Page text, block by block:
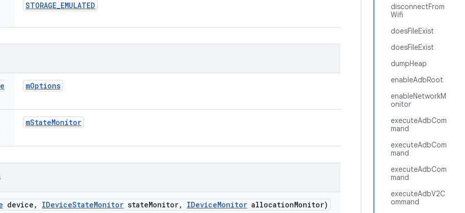
disconnectFrom
Wifi
doesFileExist
doesFileExist
dumpHeap
enableAdbRoot
enableNetworkM
onitor
executeAdbCom
mand
executeAdbCom
mand
executeAdbCom
mand
executeAdbV2C
ommand
STORAGE_EMULATED
mOptions
mStateMonitor
device , IDeviceStateMonitor stateMonitor, IDeviceMonitor allocationMonitor)